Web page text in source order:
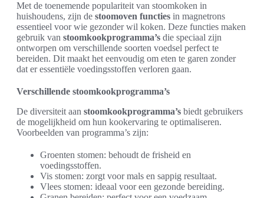
Met de toenemende populariteit van stoomkoken in
huishoudens, zijn de stoomoven functies in magnetrons
essentieel voor wie gezonder wil koken. Deze functies maken
gebruik van stoomkookprogramma’s die speciaal zijn
ontworpen om verschillende soorten voedsel perfect te
bereiden. Dit maakt het eenvoudig om eten te garen zonder
dat er essentiële voedingsstoffen verloren gaan.
Verschillende stoomkookprogramma’s
De diversiteit aan stoomkookprogramma’s biedt gebruikers
de mogelijkheid om hun kookervaring te optimaliseren.
Voorbeelden van programma’s zijn:
Groenten stomen: behoudt de frisheid en
voedingsstoffen.
Vis stomen: zorgt voor mals en sappig resultaat.
Vlees stomen: ideaal voor een gezonde bereiding.